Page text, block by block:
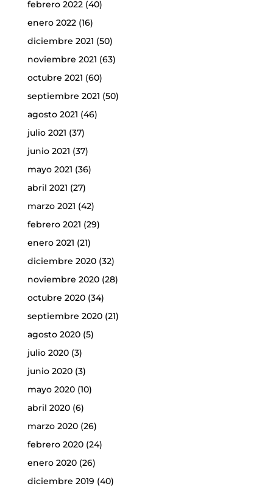
febrero 2022(40)
enero 2022(16)
diciembre 2021 (50)
noviembre 2021 (63)
octubre 2021 (60)
septiembre 2021 (50)
agosto 2021 (46)
julio 2021 (37)
junio 2021 (37)
mayo 2021 (36)
abril 2021 (27)
marzo 2021 (42)
febrero 2021 (29)
enero 2021 (21)
diciembre 2020(32)
noviembre 2020(28)
octubre 2020(34)
septiembre 2020(21)
agosto 2020(5)
julio 2020(3)
junio 2020(3)
mayo 2020(10)
abril 2020(6)
marzo 2020(26)
febrero 2020(24)
enero 2020(26)
diciembre 2019 (40)